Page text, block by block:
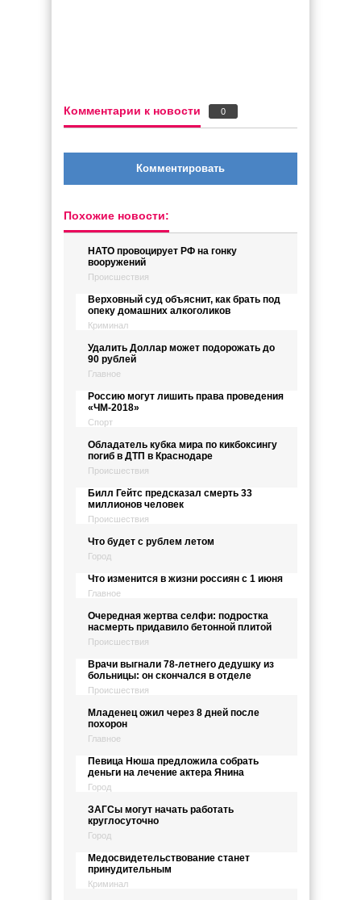
Комментарии к новости 0
Комментировать
Похожие новости:
НАТО провоцирует РФ на гонку
вооружений
Происшествия
Верховный суд объяснит, как брать под
опеку домашних алкоголиков
Криминал
Удалить Доллар может подорожать до
90 рублей
Главное
Россию могут лишить права проведения
«ЧМ-2018»
Спорт
Обладатель кубка мира по кикбоксингу
погиб в ДТП в Краснодаре
Происшествия
Билл Гейтс предсказал смерть 33
миллионов человек
Происшествия
Что будет с рублем летом
Город
Что изменится в жизни россиян с 1 июня
Главное
Очередная жертва селфи: подростка
насмерть придавило бетонной плитой
Происшествия
Врачи выгнали 78-летнего дедушку из
больницы: он скончался в отделе
Происшествия
Младенец ожил через 8 дней после
похорон
Главное
Певица Нюша предложила собрать
деньги на лечение актера Янина
Город
ЗАГСы могут начать работать
круглосуточно
Город
Медосвидетельствование станет
принудительным
Криминал